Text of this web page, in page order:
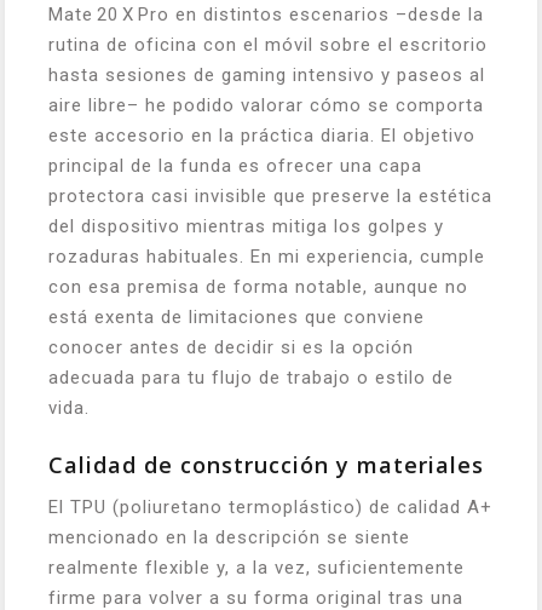
Mate 20 X Pro en distintos escenarios –desde la
rutina de oficina con el móvil sobre el escritorio
hasta sesiones de gaming intensivo y paseos al
aire libre– he podido valorar cómo se comporta
este accesorio en la práctica diaria. El objetivo
principal de la funda es ofrecer una capa
protectora casi invisible que preserve la estética
del dispositivo mientras mitiga los golpes y
rozaduras habituales. En mi experiencia, cumple
con esa premisa de forma notable, aunque no
está exenta de limitaciones que conviene
conocer antes de decidir si es la opción
adecuada para tu flujo de trabajo o estilo de
vida.
Calidad de construcción y materiales
El TPU (poliuretano termoplástico) de calidad A+
mencionado en la descripción se siente
realmente flexible y, a la vez, suficientemente
firme para volver a su forma original tras una